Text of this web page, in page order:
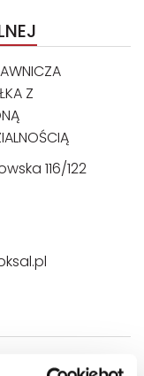
Z
116/122